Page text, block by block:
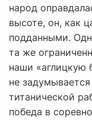
народ
высоте, он, как
подданными.
та же
наши «аглицкую
не
титанической
победа в